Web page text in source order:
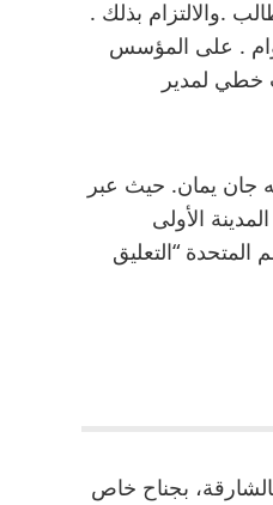
.والالتزام بذلك .
. على المؤسس
خطي لمدير
جان يمان. حيث عبر
الأولى
“التعليق
بجناح خاص